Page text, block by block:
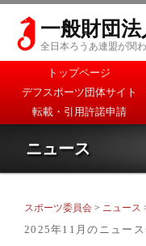
一般財団
全日本ろうあ連盟が関
メインメニュー
メインコンテンツへ移
動
サブコンテンツへ移動
トップページ
デフスポーツ団体サイト
転載・引用許諾申請
ニュース
スポーツ委員会 > ニュース
2025年11月のニュース